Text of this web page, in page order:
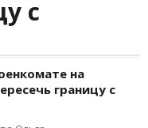
с
на
границу с